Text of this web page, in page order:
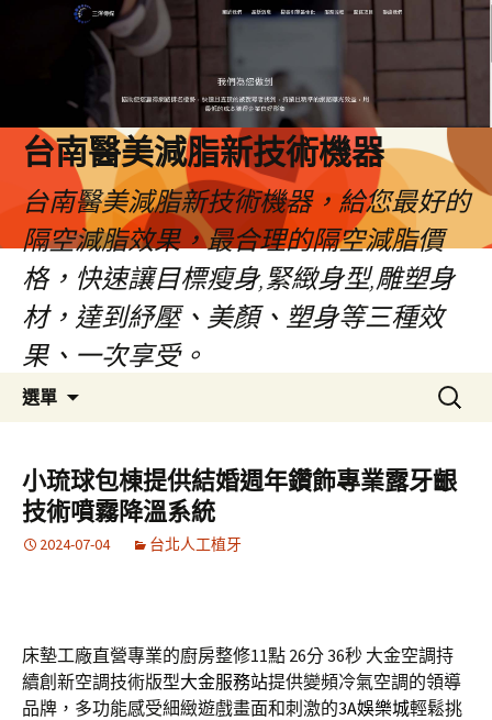
台南醫美減脂新技術機器
台南醫美減脂新技術機器，給您最好的
隔空減脂效果，最合理的隔空減脂價
格，快速讓目標瘦身,緊緻身型,雕塑身
材，達到紓壓、美顏、塑身等三種效
果、一次享受。
選單
容
搜
尋
鍵
字:
小琉球包棟提供結婚週年鑽飾專業露牙齦
技術噴霧降溫系統
2024-07-04 台北人工植牙
床墊工廠直營專業的廚房整修11點 26分 36秒 大金空調持
續創新空調技術版型大金服務站提供變頻冷氣空調的領導
品牌，多功能感受細緻遊戲畫面和刺激的3A娛樂城輕鬆挑